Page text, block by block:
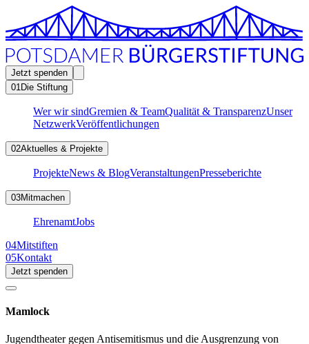
Jetzt spenden
01Die Stiftung
Wer wir sindGremien & TeamQualität & TransparenzUnser
NetzwerkVeröffentlichungen
02Aktuelles & Projekte
ProjekteNews & BlogVeranstaltungenPresseberichte
03Mitmachen
EhrenamtJobs
04Mitstiften
05Kontakt
Jetzt spenden
Mamlock
Jugendtheater gegen Antisemitismus und die Ausgrenzung von